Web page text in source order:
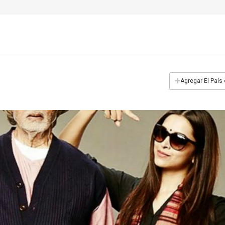
+Agregar El País